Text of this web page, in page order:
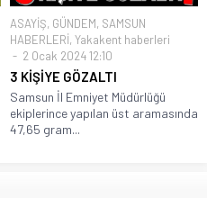
ASAYİŞ, GÜNDEM, SAMSUN
HABERLERİ, Yakakent haberleri
2 Ocak 2024 12:10
3 KİŞİYE GÖZALTI
Samsun İl Emniyet Müdürlüğü
ekiplerince yapılan üst aramasında
47,65 gram...